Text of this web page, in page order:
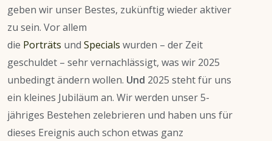
geben wir unser Bestes, zukünftig wieder aktiver
zu sein. Vor allem
die Porträts und Specials wurden – der Zeit
geschuldet – sehr vernachlässigt, was wir 2025
unbedingt ändern wollen. Und 2025 steht für uns
ein kleines Jubiläum an. Wir werden unser 5-
jähriges Bestehen zelebrieren und haben uns für
dieses Ereignis auch schon etwas ganz